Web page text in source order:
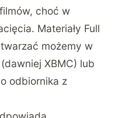
choć w
Materiały Full
możemy w
XBMC) lub
odbiornika z